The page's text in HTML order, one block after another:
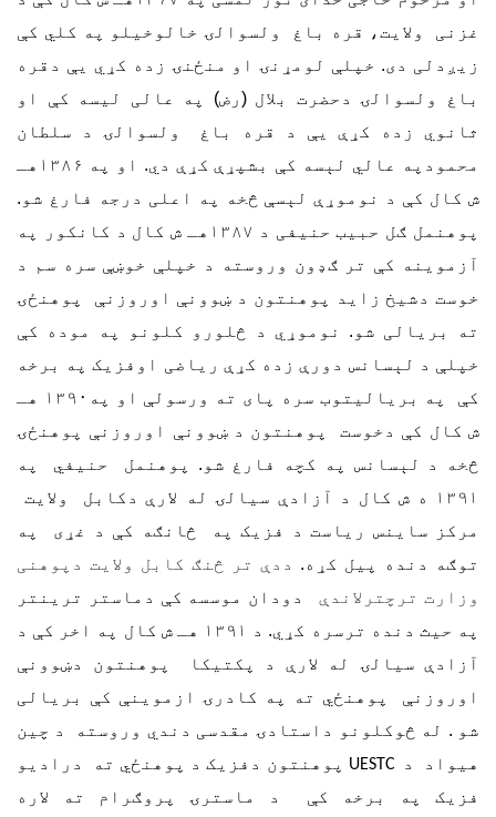
غزنی ولایت، قره باغ ولسوالۍ خالوخیلو په کلي کې
زیږدلی دی. خپلې لومړنۍ او منځنۍ زده کړي یې دقره
باغ ولسوالۍ دحضرت بلال (رض) په عالی لیسه کې او
ثانوي زده کړې یې د قره باغ ولسوالۍ د سلطان
محمودپه عالي لېسه کې بشپړې کړې دي. او په ۱۳۸۶هـ
ش کال کې د نوموړې لېسې څخه په اعلی درجه فارغ شو.
پوهنمل ګل حبیب حنیفی د ۱۳۸۷هـ ش کال د کانکور په
آزموینه کې تر ګډون وروسته د خپلې خوښې سره سم د
خوست دشیخ زاید پوهنتون د ښوونې اوروزنې پوهنځۍ
ته بریالی شو. نوموړي د څلورو کلونو په موده کې
خپلې د لېسانس دورې زده کړې ریاضی اوفزیک په برخه
کې په بریالیتوب سره پای ته ورسولې او په۱۳۹۰ هـ
ش کال کې دخوست پوهنتون د ښوونې اوروزنې پوهنځۍ
څخه د لېسانس په کچه فارغ شو. پوهنمل حنیفي په
۱۳۹۱ ه ش کال د آزادې سیالۍ له لارې دکابل ولایت
مرکز ساینس ریاست د فزیک په څانګه کې د غړی په
توګه دنده پیل کړه. ددې تر څنګ کابل ولایت دپوهنی
وزارت ترچترلاندې
دودان موسسه کې دماستر ترینتر
په حیث دنده ترسره کړي. د ۱۳۹۱ هـ ش کال په اخر کې د
آزادې سیالۍ له لارې د پکتیکا پوهنتون دښوونې
اوروزنې پوهنځي ته په کادرۍ ازموینې کې بریالی
شو . له څوکلونو داستادۍ مقدسی دندي وروسته د چین
هیواد د
UESTC پوهنتون دفزیک د پوهنځي ته درادیو
فزیک په برخه کې د ماسترۍ پروګرام ته لاره